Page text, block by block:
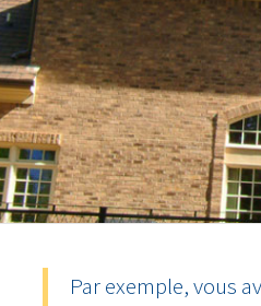
Par exemple, vous